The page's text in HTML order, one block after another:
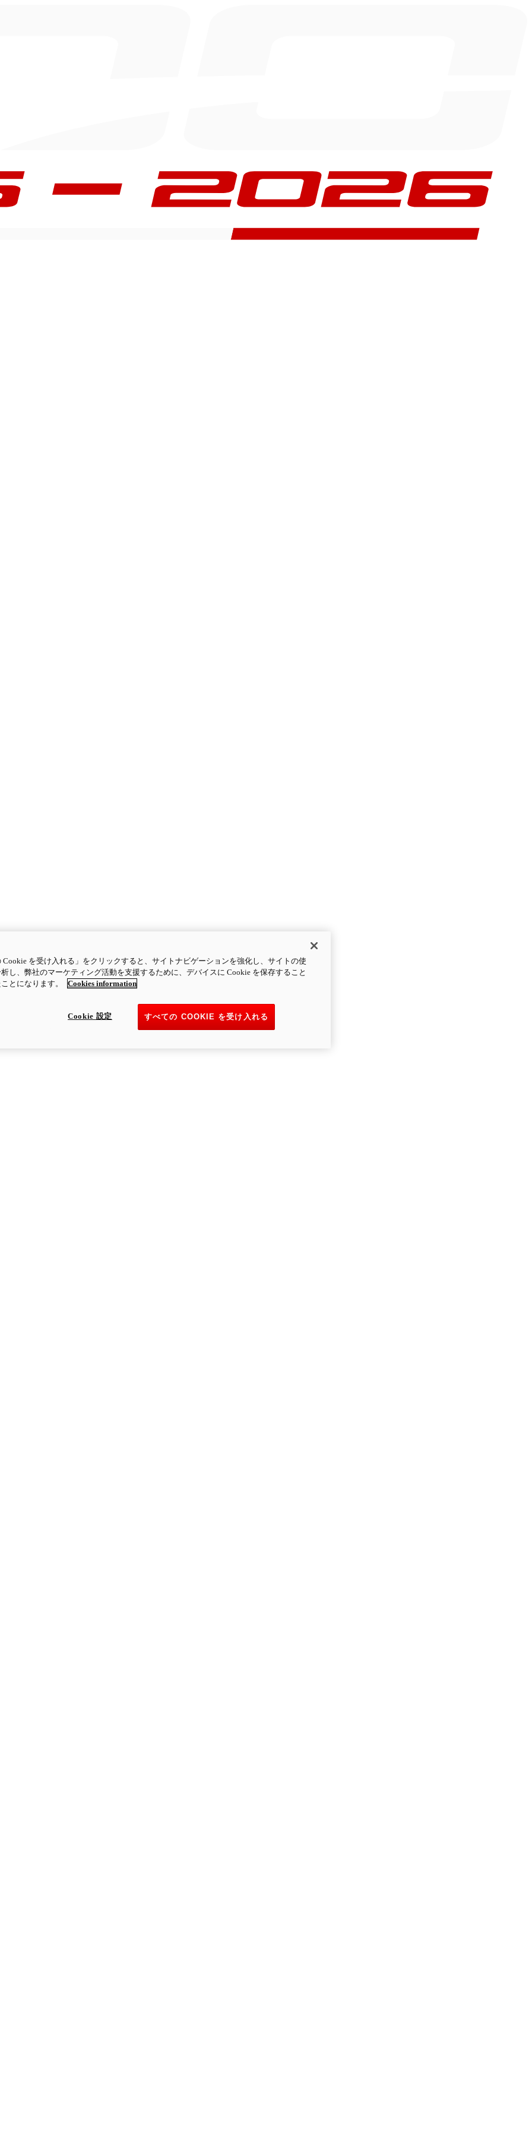
Cookie を受け入れる」をクリックすると、サイトナビゲーションを強化し、サイトの使
し、弊社のマーケティング活動を支援するために、デバイスに Cookie を保存すること
とになります。
Cookies information
すべての COOKIE を受け入れる
Cookie 設定